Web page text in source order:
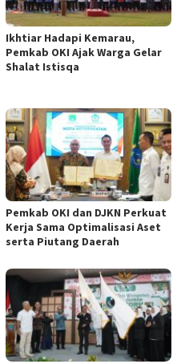
Ikhtiar Hadapi Kemarau,
Pemkab OKI Ajak Warga Gelar
Shalat Istisqa
Pemkab OKI dan DJKN Perkuat
Kerja Sama Optimalisasi Aset
serta Piutang Daerah